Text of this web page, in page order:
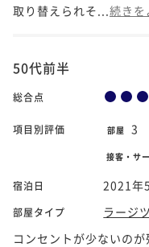
取り替えられそ... 続きを
50代前半
総合点
項目別評価 部屋 3
接客・サ
宿泊日 2021年
部屋タイプ
ラージ
コンセントが少ないの